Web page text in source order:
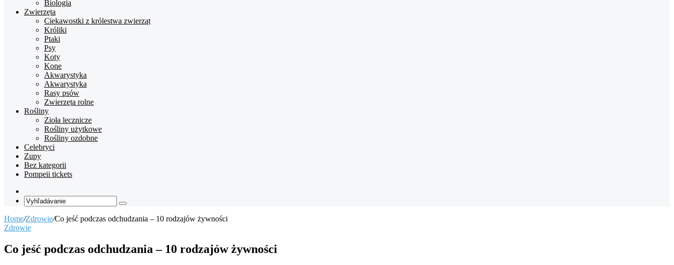
Biologia
Zwierzęta
Ciekawostki z królestwa zwierząt
Króliki
Ptaki
Psy
Koty
Kone
Akwarystyka
Akwarystyka
Rasy psów
Zwierzęta rolne
Rośliny
Zioła lecznicze
Rośliny użytkowe
Rośliny ozdobne
Celebryci
Zupy
Bez kategorii
Pompeii tickets
Article
Vyhľadávanie
Home/Zdrowie/Co jeść podczas odchudzania – 10 rodzajów żywności
Zdrowie
Co jeść podczas odchudzania – 10 rodzajów żywności